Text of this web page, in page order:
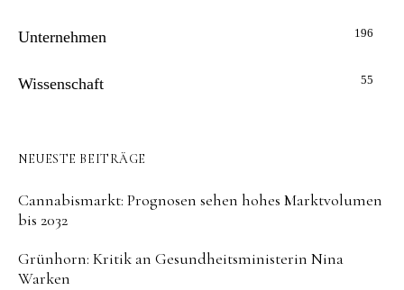
Unternehmen 196
Wissenschaft 55
NEUESTE BEITRÄGE
Cannabismarkt: Prognosen sehen hohes Marktvolumen
bis 2032
Grünhorn: Kritik an Gesundheitsministerin Nina
Warken